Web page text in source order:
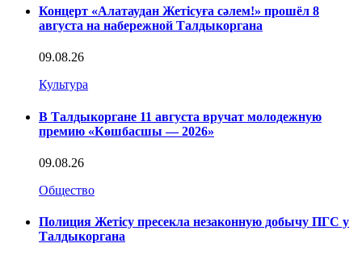
Концерт «Алатаудан Жетісуға сәлем!» прошёл 8
августа на набережной Талдыкоргана
09.08.26
Культура
В Талдыкоргане 11 августа вручат молодежную
премию «Көшбасшы — 2026»
09.08.26
Общество
Полиция Жетісу пресекла незаконную добычу ПГС у
Талдыкоргана